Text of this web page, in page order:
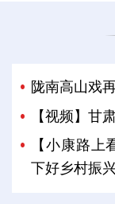
陇南高山戏
【视频】甘
【小康路
下好乡村振